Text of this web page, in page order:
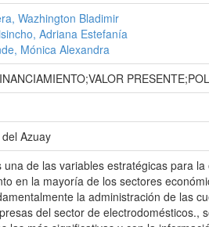
Wazhington Bladimir
Adriana Estefanía
Mónica Alexandra
Azuay
una de las variables estratégicas para
en la mayoría de los sectores
la administración de las
del sector de electrodomésticos.,